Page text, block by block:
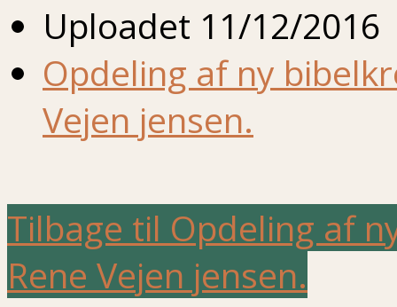
Uploadet 11/12/2016
Opdeling af ny
Vejen jensen.
Tilbage til Opdeling af
Rene Vejen jensen.